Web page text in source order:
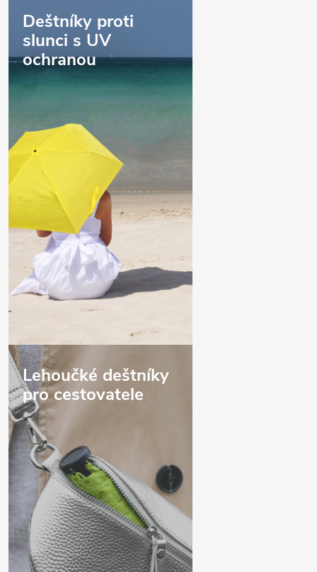
Deštníky proti
slunci s UV
ochranou
Lehoučké deštníky
pro cestovatele